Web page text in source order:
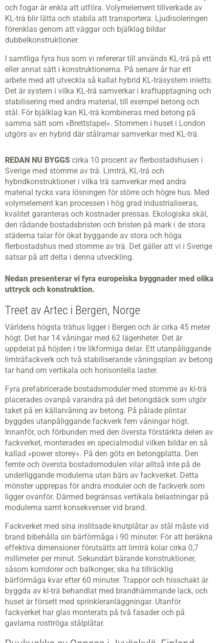
och fogar är enkla att utföra. Volymelement tillverkade av
KL-trä blir lätta och stabila att transportera. Ljudisoleringen
förenklas genom att väggar och bjälklag bildar
dubbelkonstruktioner.
I samtliga fyra hus som vi refererar till används KL-trä på ett
eller annat sätt i konstruktionerna. På senare år har ett
arbete med att utveckla så kallat hybrid KL-träsystem inletts.
Det är system i vilka KL-trä samverkar i kraftupptagning och
stabilisering med andra material, till exempel betong och
stål. För bjälklag kan KL-trä kombineras med betong på
samma sätt som »Brettstapel«. Stommen i huset i London
utgörs av en hybrid där stålramar samverkar med KL-trä.
REDAN NU BYGGS cirka 10 procent av flerbostadshusen i
Sverige med stomme av trä. Limträ, KL-trä och
hybridkonstruktioner i vilka trä samverkar med andra
material tycks vara lösningen för större och högre hus. Med
volymelement kan processen i hög grad industrialiseras,
kvalitet garanteras och kostnader pressas. Ekologiska skäl,
den rådande bostadsbristen och bristen på mark i de stora
städerna talar för ökat byggande av stora och höga
flerbostadshus med stomme av trä. Det gäller att vi i Sverige
satsar på att delta i denna utveckling.
Nedan presenterar vi fyra europeiska byggnader med olika
uttryck och konstruktion.
Treet av Artec i Bergen, Norge
Världens högsta trähus ligger i Bergen och är cirka 45 meter
högt. Det har 14 våningar med 62 lägenheter. Det är
uppdelat på höjden i tre likformiga delar. Ett utanpåliggande
limträfackverk och två stabiliserande våningsplan av betong
tar hand om vertikala och horisontella laster.
Fyra prefabricerade bostadsmoduler med stomme av kl-trä
placerades ovanpå varandra på det betongdäck som utgör
taket på en källarvåning av betong. På pålade plintar
byggdes utanpåliggande fackverk fem våningar högt.
Innanför, och förbunden med den översta förstärkta delen av
fackverket, monterades en specialmodul vilken bildar en så
kallad »power storey«. På den göts en betongplatta. Den
femte och översta bostadsmodulen vilar alltså inte på de
underliggande modulerna utan bärs av fackverket. Detta
mönster upprepas för andra moduler och de fackverk som
ligger ovanför. Därmed begränsas vertikala belastningar på
modulerna samt konsekvenser vid brand.
Fackverket med sina inslitsade knutplåtar av stål måste vid
brand bibehålla sin bärförmåga i 90 minuter. För att beräkna
effektiva dimensioner förutsätts att limträ kolar cirka 0,7
millimeter per minut. Sekundärt bärande konstruktioner,
såsom korridorer och balkonger, ska ha tillräcklig
bärförmåga kvar efter 60 minuter. Trappor och hisschakt är
byggda av kl-trä behandlat med brandhämmande lack, och
huset är försett med sprinkleranläggningar. Utanför
fackverket har glas monterats på två fasader och på
gavlarna rosttröga stålplåtar.